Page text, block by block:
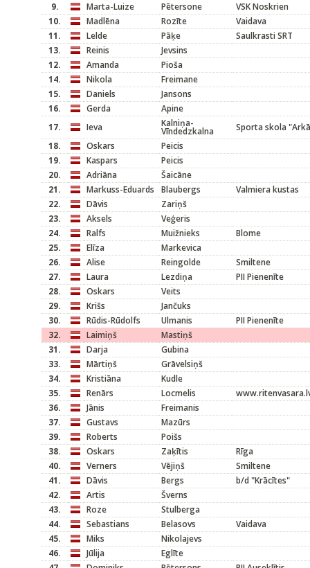
9.
Marta-Luize Pētersone
VSK Noskrien
10.
Madlēna Rozīte
Vaidava
11.
Lelde Pāķe
Saulkrasti SRT
13.
Reinis
Jevsins
12.
Amanda
Pioša
14.
Nikola
Freimane
15.
Daniels
Jansons
16.
Gerda
Apine
17.
Ieva Kalniņa-
Vīndedzkalna
Sporta skola
18.
Oskars
Peicis
19.
Kaspars
Peicis
20.
Adriāna
Šaicāne
21.
Markuss-Eduards Blaubergs
Valmiera kustas
22.
Dāvis
Zariņš
23.
Aksels
Veģeris
24.
Ralfs Muižnieks
Blome
25.
Elīza
Markevica
26.
Alise Reingolde
Smiltene
27.
Laura Lezdiņa
PII Pienenīte
28.
Oskars
Veits
29.
Krišs
Jančuks
30.
Rūdis-Rūdolfs Ulmanis
PII Pienenīte
32.
Laimiņš
Mastiņš
31.
Darja
Gubina
33.
Mārtiņš
Grāvelsiņš
34.
Kristiāna
Kudle
35.
Renārs Locmelis
36.
Jānis
Freimanis
37.
Gustavs
Mazūrs
39.
Roberts
Poišs
38.
Oskars Zaķītis
Rīga
40.
Verners Vējiņš
Smiltene
41.
Dāvis Bergs
b/d "Krācītes"
42.
Artis
Šverns
43.
Roze
Stulberga
44.
Sebastians Belasovs
Vaidava
45.
Miks
Nikolajevs
46.
Jūlija
Eglīte